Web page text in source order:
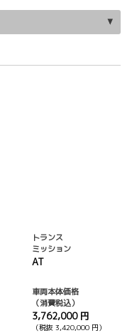
トランス
ミッション
AT
車両本体価格
（消費税込）
3,762,000 円
（税抜 3,420,000 円）